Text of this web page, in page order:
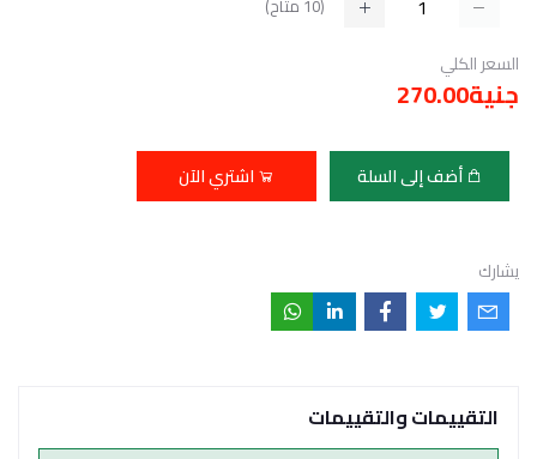
(
10 متاح)
السعر الكلي
جنية270.00
أضف إلى السلة اشتري الآن
يشارك
التقييمات والتقييمات